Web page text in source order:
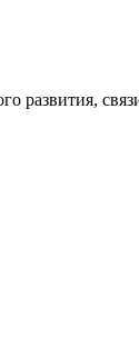
развития,